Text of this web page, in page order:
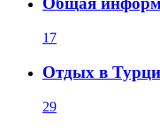
17
Отдых в
29